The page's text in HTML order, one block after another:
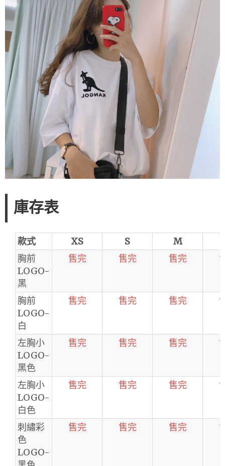
庫存表
款式 XS S
M
胸前
LOGO-
黑
售完 售完 售完
胸前
LOGO-
白
售完 售完 售完
左胸小
LOGO-
黑色
售完 售完 售完
左胸小
LOGO-
白色
售完 售完 售完
刺繡彩
色
LOGO-
售完 售完 售完